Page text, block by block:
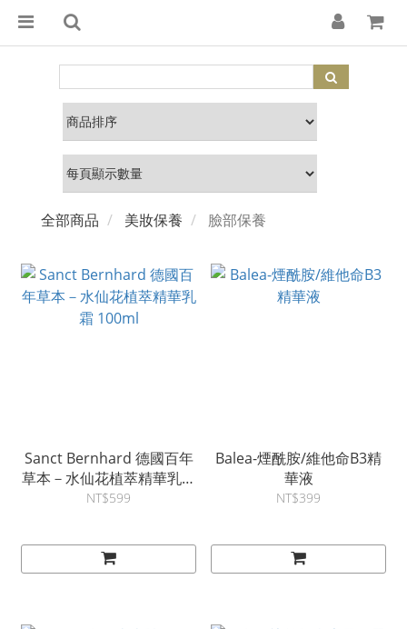
全部商品 美妝保養 臉部保養
Sanct Bernhard 德國百年
草本－水仙花植萃精華乳霜
100ml
NT$599
Balea-煙酰胺/維他命B3精
華液
NT$399